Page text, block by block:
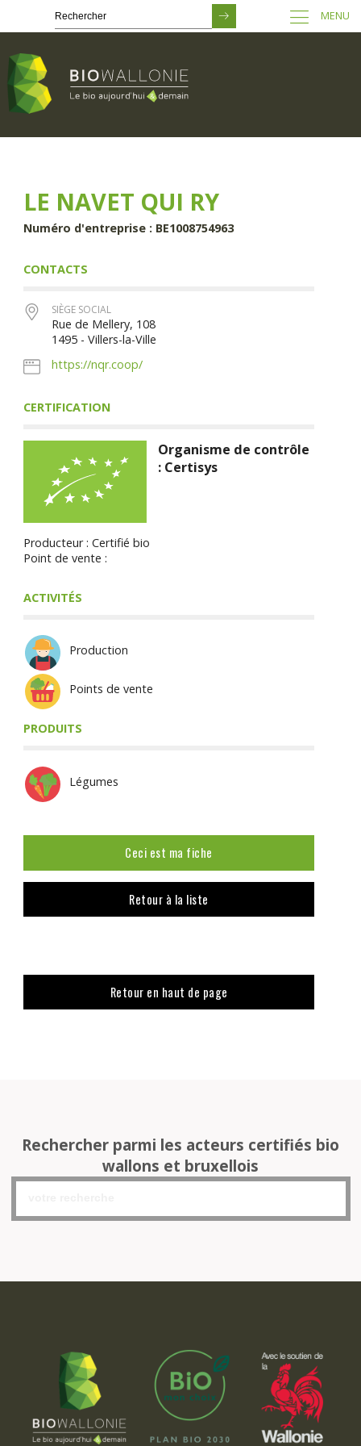
principal
MENU
LE NAVET QUI RY
Numéro d'entreprise : BE1008754963
CONTACTS
SIÈGE SOCIAL
Rue de Mellery, 108
1495 - Villers-la-Ville
https://nqr.coop/
CERTIFICATION
Organisme de contrôle
: Certisys
Producteur : Certifié bio
Point de vente :
ACTIVITÉS
Production
Points de vente
PRODUITS
Légumes
Ceci est ma fiche
Retour à la liste
Retour en haut de page
Rechercher parmi les acteurs certifiés bio
wallons et bruxellois